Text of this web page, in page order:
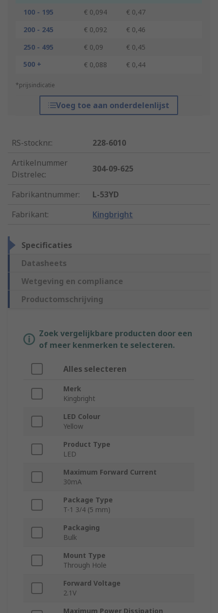
100 - 195
€ 0,094
€ 0,47
200 - 245
€ 0,092
€ 0,46
250 - 495
€ 0,09
€ 0,45
500 +
€ 0,088 € 0,44
*prijsindicatie
Voeg toe aan onderdelenlijst
RS-stocknr.:
228-6010
Artikelnummer
Distrelec:
304-09-625
Fabrikantnummer:
L-53YD
Fabrikant: Kingbright
Specificaties
Datasheets
Wetgeving en compliance
Productomschrijving
Zoek vergelijkbare producten door een
of meer kenmerken te selecteren.
Alles selecteren
Merk
Kingbright
LED Colour
Yellow
Product Type
LED
Maximum Forward Current
30mA
Package Type
T-1 3/4 (5 mm)
Packaging
Bulk
Mount Type
Through Hole
Forward Voltage
2.1V
Maximum Power Dissipation